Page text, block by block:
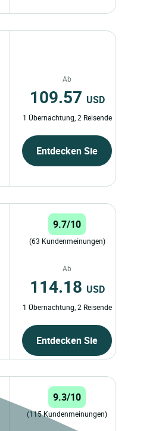
Ab
109.57 USD
1 Übernachtung, 2 Reisende
Entdecken Sie
9.7/10
(63 Kundenmeinungen)
Ab
114.18 USD
1 Übernachtung, 2 Reisende
Entdecken Sie
9.3/10
(115 Kundenmeinungen)